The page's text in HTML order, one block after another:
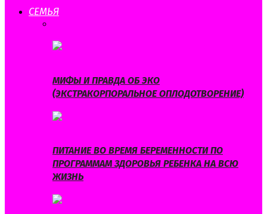
СЕМЬЯ
МИФЫ И ПРАВДА ОБ ЭКО
(ЭКСТРАКОРПОРАЛЬНОЕ ОПЛОДОТВОРЕНИЕ)
ПИТАНИЕ ВО ВРЕМЯ БЕРЕМЕННОСТИ ПО
ПРОГРАММАМ ЗДОРОВЬЯ РЕБЕНКА НА ВСЮ
ЖИЗНЬ